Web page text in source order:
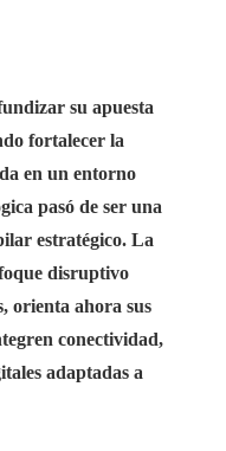
su apuesta
fortalecer la
en un entorno
pasó de ser una
estratégico. La
disruptivo
orienta ahora sus
conectividad,
adaptadas a